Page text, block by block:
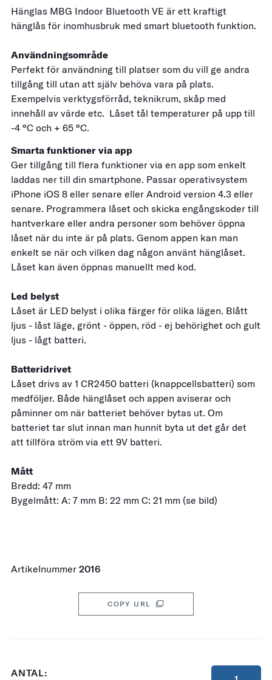
Hänglas MBG Indoor Bluetooth VE är ett kraftigt
hänglås för inomhusbruk med smart bluetooth funktion.
Användningsområde
Perfekt för användning till platser som du vill ge andra
tillgång till utan att själv behöva vara på plats.
Exempelvis verktygsförråd, teknikrum, skåp med
innehåll av värde etc. Låset tål temperaturer på upp till
-4 °C och + 65 °C.
Smarta funktioner via app
Ger tillgång till flera funktioner via en app som enkelt
laddas ner till din smartphone. Passar operativsystem
iPhone iOS 8 eller senare eller Android version 4.3 eller
senare. Programmera låset och skicka engångskoder till
hantverkare eller andra personer som behöver öppna
låset när du inte är på plats. Genom appen kan man
enkelt se när och vilken dag någon använt hänglåset.
Låset kan även öppnas manuellt med kod.
Led belyst
Låset är LED belyst i olika färger för olika lägen. Blått
ljus - låst läge, grönt - öppen, röd - ej behörighet och gult
ljus - lågt batteri.
Batteridrivet
Låset drivs av 1 CR2450 batteri (knappcellsbatteri) som
medföljer. Både hänglåset och appen aviserar och
påminner om när batteriet behöver bytas ut. Om
batteriet tar slut innan man hunnit byta ut det går det
att tillföra ström via ett 9V batteri.
Mått
Bredd: 47 mm
Bygelmått: A: 7 mm B: 22 mm C: 21 mm (se bild)
Artikelnummer 2016
COPY URL
ANTAL: